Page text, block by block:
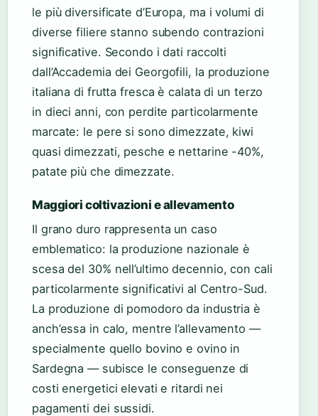
le più diversificate d’Europa, ma i volumi di
diverse filiere stanno subendo contrazioni
significative. Secondo i dati raccolti
dall’Accademia dei Georgofili, la produzione
italiana di frutta fresca è calata di un terzo
in dieci anni, con perdite particolarmente
marcate: le pere si sono dimezzate, kiwi
quasi dimezzati, pesche e nettarine -40%,
patate più che dimezzate.
Maggiori coltivazioni e allevamento
Il grano duro rappresenta un caso
emblematico: la produzione nazionale è
scesa del 30% nell’ultimo decennio, con cali
particolarmente significativi al Centro-Sud.
La produzione di pomodoro da industria è
anch’essa in calo, mentre l’allevamento —
specialmente quello bovino e ovino in
Sardegna — subisce le conseguenze di
costi energetici elevati e ritardi nei
pagamenti dei sussidi.